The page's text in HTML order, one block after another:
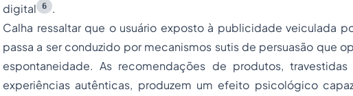
digital
6
.
Calha ressaltar que o usuário exposto à publicidade veiculada
passa a ser conduzido por mecanismos sutis de persuasão que
espontaneidade. As recomendações de produtos,
experiências autênticas, produzem um efeito psicológico